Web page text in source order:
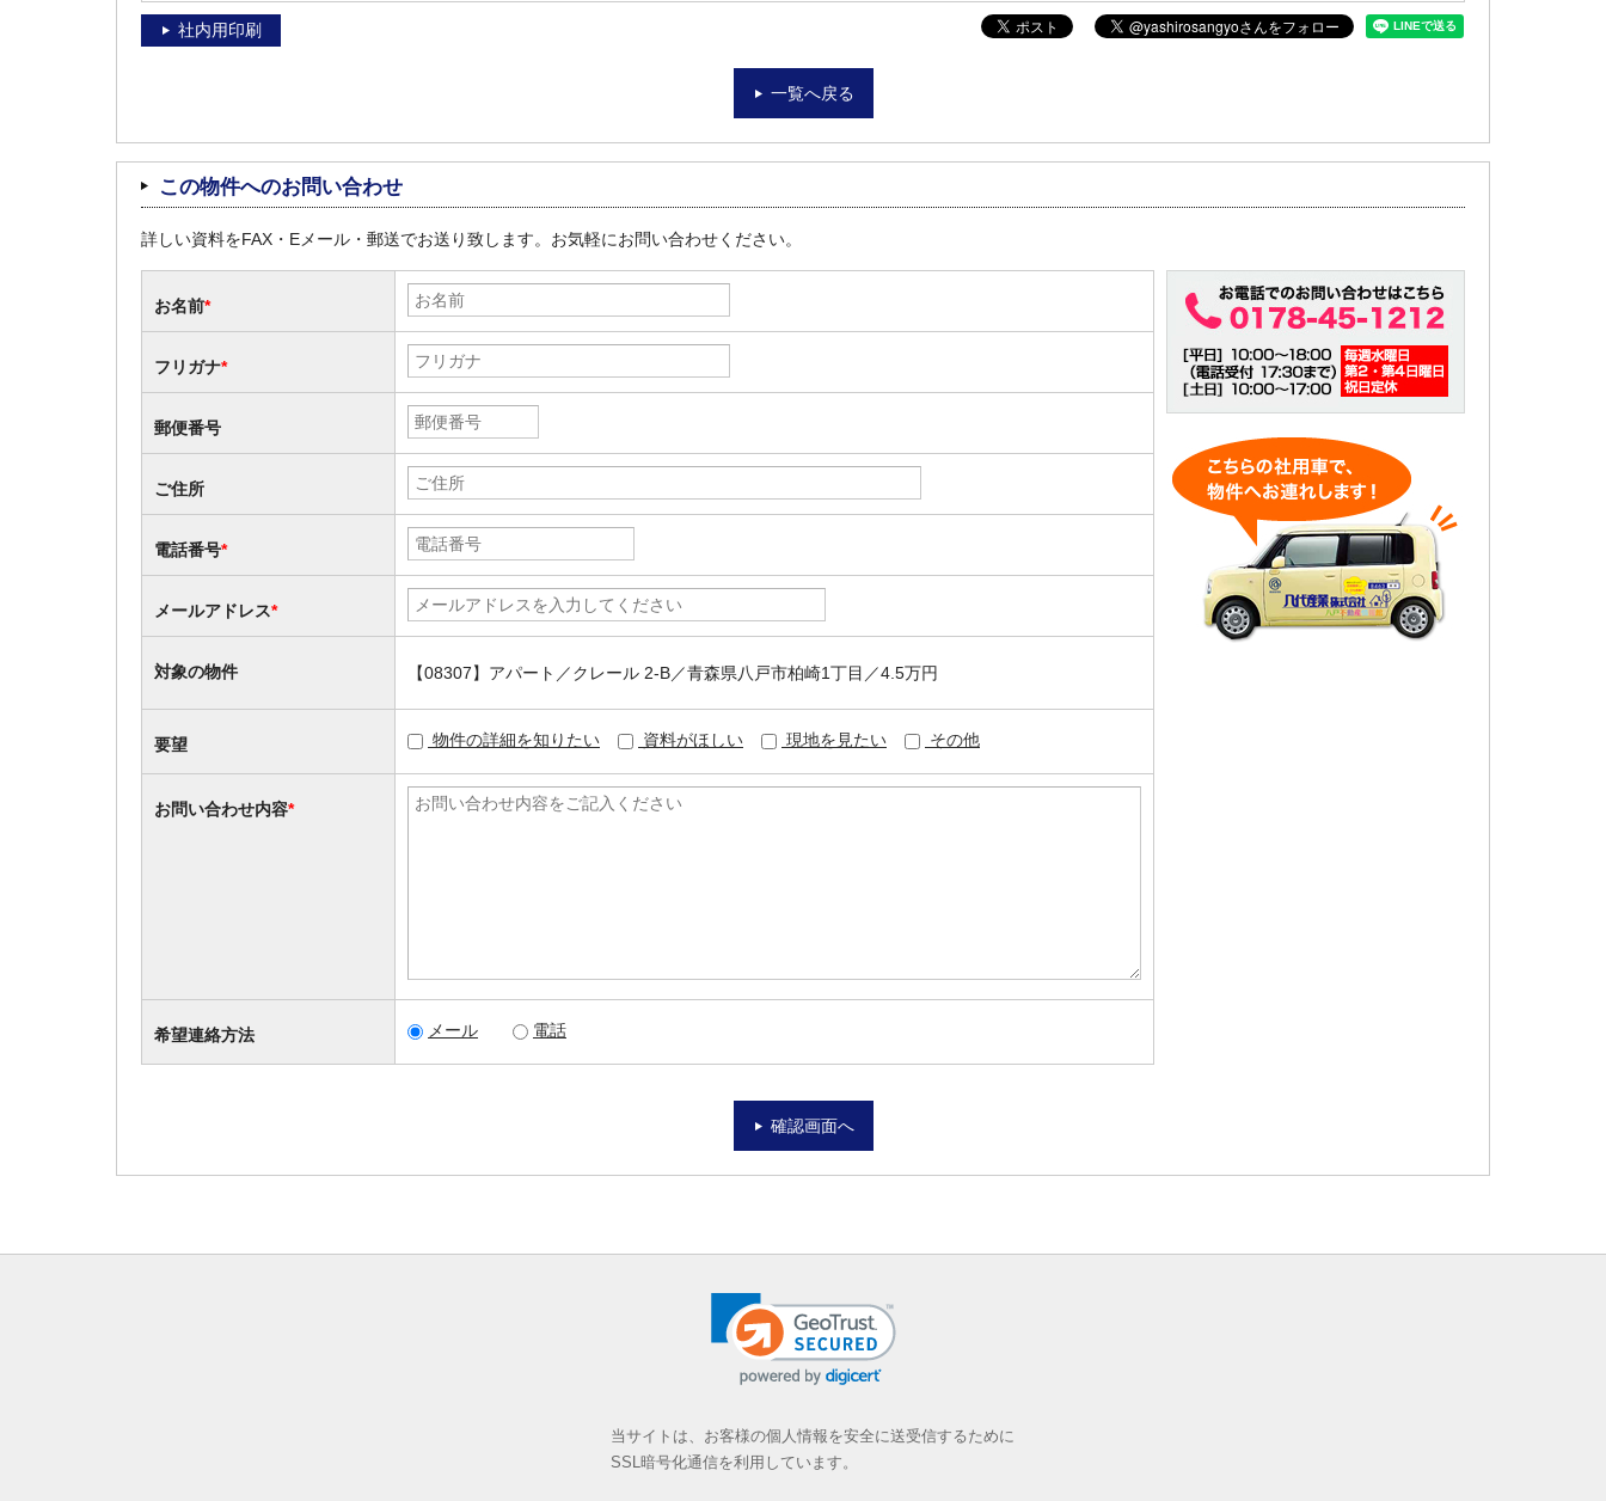
社内用印刷
一覧へ戻る
この物件へのお問い合わせ
詳しい資料をFAX・Eメール・郵送でお送り致します。お気軽にお問い合わせください。
お名前*
フリガナ*
郵便番号
ご住所
電話番号*
メールアドレス*
対象の物件 【08307】アパート／クレール 2-B／青森県八戸市柏崎1丁目／4.5万円
要望 物件の詳細を知りたい 資料がほしい 現地を見たい その他
お問い合わせ内容*
希望連絡方法 メール 電話
確認画面へ
当サイトは、お客様の個人情報を安全に送受信するために
SSL暗号化通信を利用しています。